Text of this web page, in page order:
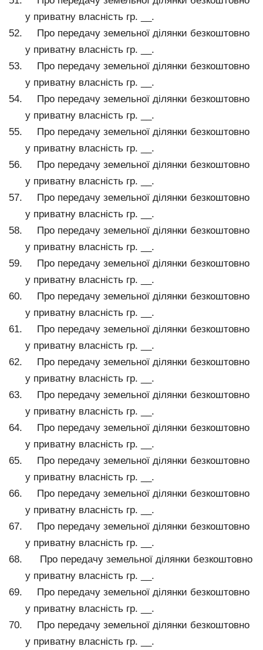
у приватну власність гр. __.
Про передачу земельної ділянки безкоштовно
у приватну власність гр. __.
Про передачу земельної ділянки безкоштовно
у приватну власність гр. __.
Про передачу земельної ділянки безкоштовно
у приватну власність гр. __.
Про передачу земельної ділянки безкоштовно
у приватну власність гр. __.
Про передачу земельної ділянки безкоштовно
у приватну власність гр. __.
Про передачу земельної ділянки безкоштовно
у приватну власність гр. __.
Про передачу земельної ділянки безкоштовно
у приватну власність гр. __.
Про передачу земельної ділянки безкоштовно
у приватну власність гр. __.
Про передачу земельної ділянки безкоштовно
у приватну власність гр. __.
Про передачу земельної ділянки безкоштовно
у приватну власність гр. __.
Про передачу земельної ділянки безкоштовно
у приватну власність гр. __.
Про передачу земельної ділянки безкоштовно
у приватну власність гр. __.
Про передачу земельної ділянки безкоштовно
у приватну власність гр. __.
Про передачу земельної ділянки безкоштовно
у приватну власність гр. __.
Про передачу земельної ділянки безкоштовно
у приватну власність гр. __.
Про передачу земельної ділянки безкоштовно
у приватну власність гр. __.
Про передачу земельної ділянки безкоштовно
у приватну власність гр. __.
Про передачу земельної ділянки безкоштовно
у приватну власність гр. __.
Про передачу земельної ділянки безкоштовно
у приватну власність гр. __.